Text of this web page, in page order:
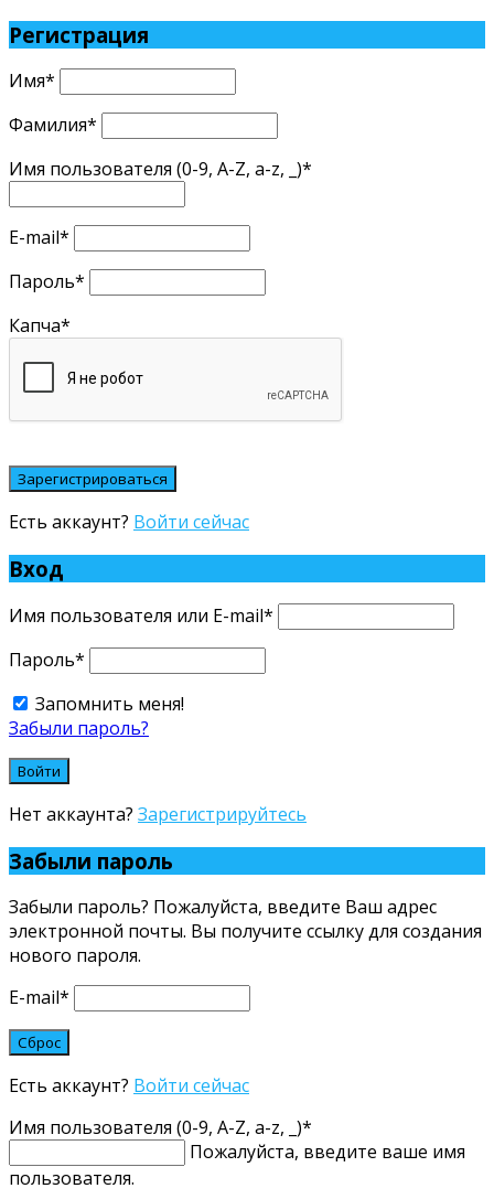
Регистрация
Имя*
Фамилия*
Имя пользователя (0-9, A-Z, a-z, _)*
E-mail*
Пароль*
Капча*
Есть аккаунт? Войти сейчас
Вход
Имя пользователя или E-mail*
Пароль*
Запомнить меня!
Забыли пароль?
Нет аккаунта? Зарегистрируйтесь
Забыли пароль
Забыли пароль? Пожалуйста, введите Ваш адрес
электронной почты. Вы получите ссылку для создания
нового пароля.
E-mail*
Есть аккаунт? Войти сейчас
Имя пользователя (0-9, A-Z, a-z, _)*
Пожалуйста, введите ваше имя
пользователя.